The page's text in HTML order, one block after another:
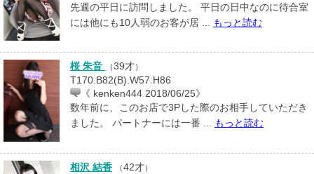
先週の平日に訪問しました。 平日の日中なのに待合室
には他にも10人弱のお客が居 ...
もっと読む
桜 朱音 （39才）
T170.B82(B).W57.H86
《 kenken444 2018/06/25》
数年前に、このお店で3Pした際のお相手していただき
ました。 パートナーには一番 ... もっと読む
相沢 結香 （42才）